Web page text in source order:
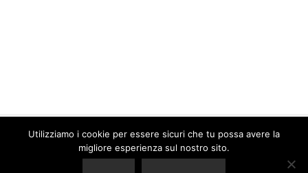
© 2026 Barbara Sgarzi · P.IVA. 01577640095 ·Contatti·Privacy
Policy
Utilizziamo i cookie per essere sicuri che tu possa avere la
migliore esperienza sul nostro sito.